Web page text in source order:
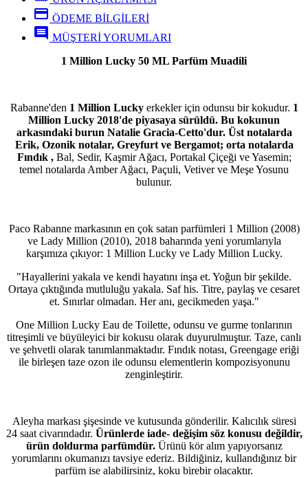
credit_card ÖDEME BİLGİLERİ
comment MÜŞTERİ YORUMLARI
1 Million Lucky 50 ML Parfüm Muadili
Rabanne'den 1 Million Luckyerkekler için odunsu bir kokudur. 1
Million Lucky 2018'de piyasaya sürüldü. Bu kokunun
arkasındaki burun Natalie Gracia-Cetto'dur. Üst notalarda
Erik, Ozonik notalar, Greyfurt ve Bergamot; orta notalarda
Fındık ,Bal, Sedir, Kaşmir Ağacı, Portakal Çiçeği ve Yasemin;
temel notalarda Amber Ağacı, Paçuli, Vetiver ve Meşe Yosunu
bulunur.
Paco Rabanne markasının en çok satan parfümleri 1 Million (2008)
ve Lady Million (2010), 2018 baharında yeni yorumlarıyla
karşımıza çıkıyor: 1 Million Lucky ve Lady Million Lucky.
"Hayallerini yakala ve kendi hayatını inşa et. Yoğun bir şekilde.
Ortaya çıktığında mutluluğu yakala. Saf his. Titre, paylaş ve cesaret
et. Sınırlar olmadan. Her anı, gecikmeden yaşa."
One Million Lucky Eau de Toilette, odunsu ve gurme tonlarının
titreşimli ve büyüleyici bir kokusu olarak duyurulmuştur. Taze, canlı
ve şehvetli olarak tanımlanmaktadır. Fındık notası, Greengage eriği
ile birleşen taze ozon ile odunsu elementlerin kompozisyonunu
zenginleştirir.
Aleyha markası şişesinde ve kutusunda gönderilir. Kalıcılık süresi
24 saat civarındadır. Ürünlerde iade- değişim söz konusu değildir,
ürün doldurma parfümdür.Ürünü kör alım yapıyorsanız
yorumlarını okumanızı tavsiye ederiz. Bildiğiniz, kullandığınız bir
parfüm ise alabilirsiniz, koku birebir olacaktır.